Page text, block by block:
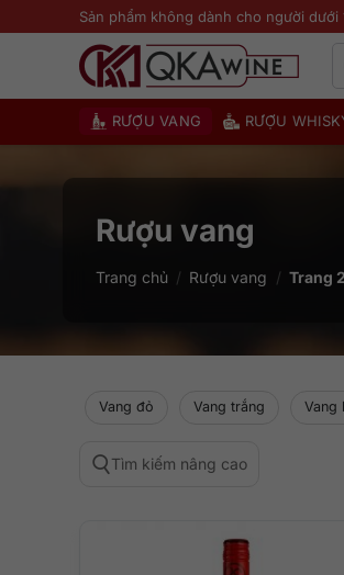
qua
Sản phẩm không dành cho người
RƯỢU VANG RƯỢU
Rượu vang
Trang chủ / Rượu vang / Trang
Vang đỏ Vang trắng Vang
Tìm kiếm nâng cao